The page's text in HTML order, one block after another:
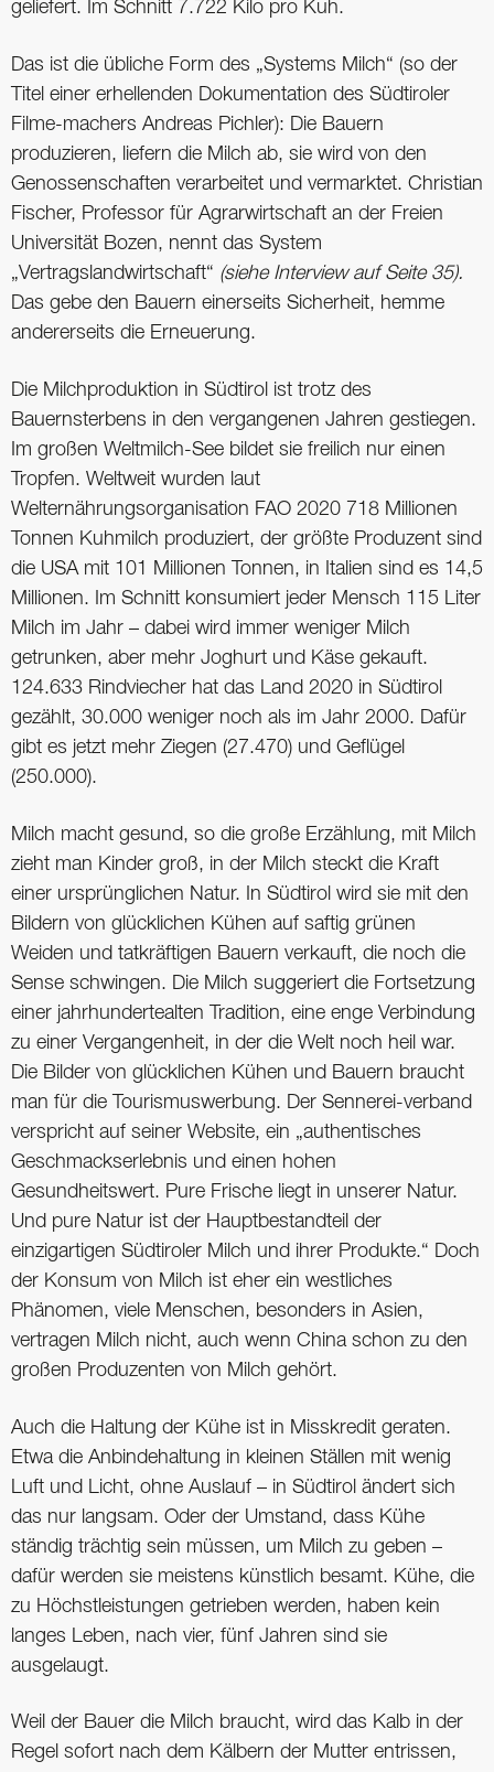
geliefert. Im Schnitt 7.722 Kilo pro Kuh.
Das ist die übliche Form des „Systems Milch“ (so der
Titel einer erhellenden Dokumentation des Südtiroler
Filme-machers Andreas Pichler): Die Bauern
produzieren, liefern die Milch ab, sie wird von den
Genossenschaften verarbeitet und vermarktet. Christian
Fischer, Professor für Agrarwirtschaft an der Freien
Universität Bozen, nennt das System
„Vertragslandwirtschaft“ (siehe Interview auf Seite 35).
Das gebe den Bauern einerseits Sicherheit, hemme
andererseits die Erneuerung.
Die Milchproduktion in Südtirol ist trotz des
Bauernsterbens in den vergangenen Jahren gestiegen.
Im großen Weltmilch-See bildet sie freilich nur einen
Tropfen. Weltweit wurden laut
Welternährungsorganisation FAO 2020 718 Millionen
Tonnen Kuhmilch produziert, der größte Produzent sind
die USA mit 101 Millionen Tonnen, in Italien sind es 14,5
Millionen. Im Schnitt konsumiert jeder Mensch 115 Liter
Milch im Jahr – dabei wird immer weniger Milch
getrunken, aber mehr Joghurt und Käse gekauft.
124.633 Rindviecher hat das Land 2020 in Südtirol
gezählt, 30.000 weniger noch als im Jahr 2000. Dafür
gibt es jetzt mehr Ziegen (27.470) und Geflügel
(250.000).
Milch macht gesund, so die große Erzählung, mit Milch
zieht man Kinder groß, in der Milch steckt die Kraft
einer ursprünglichen Natur. In Südtirol wird sie mit den
Bildern von glücklichen Kühen auf saftig grünen
Weiden und tatkräftigen Bauern verkauft, die noch die
Sense schwingen. Die Milch suggeriert die Fortsetzung
einer jahrhundertealten Tradition, eine enge Verbindung
zu einer Vergangenheit, in der die Welt noch heil war.
Die Bilder von glücklichen Kühen und Bauern braucht
man für die Tourismuswerbung. Der Sennerei-verband
verspricht auf seiner Website, ein „authentisches
Geschmackserlebnis und einen hohen
Gesundheitswert. Pure Frische liegt in unserer Natur.
Und pure Natur ist der Hauptbestandteil der
einzigartigen Südtiroler Milch und ihrer Produkte.“ Doch
der Konsum von Milch ist eher ein westliches
Phänomen, viele Menschen, besonders in Asien,
vertragen Milch nicht, auch wenn China schon zu den
großen Produzenten von Milch gehört.
Auch die Haltung der Kühe ist in Misskredit geraten.
Etwa die Anbindehaltung in kleinen Ställen mit wenig
Luft und Licht, ohne Auslauf – in Südtirol ändert sich
das nur langsam. Oder der Umstand, dass Kühe
ständig trächtig sein müssen, um Milch zu geben –
dafür werden sie meistens künstlich besamt. Kühe, die
zu Höchstleistungen getrieben werden, haben kein
langes Leben, nach vier, fünf Jahren sind sie
ausgelaugt.
Weil der Bauer die Milch braucht, wird das Kalb in der
Regel sofort nach dem Kälbern der Mutter entrissen,